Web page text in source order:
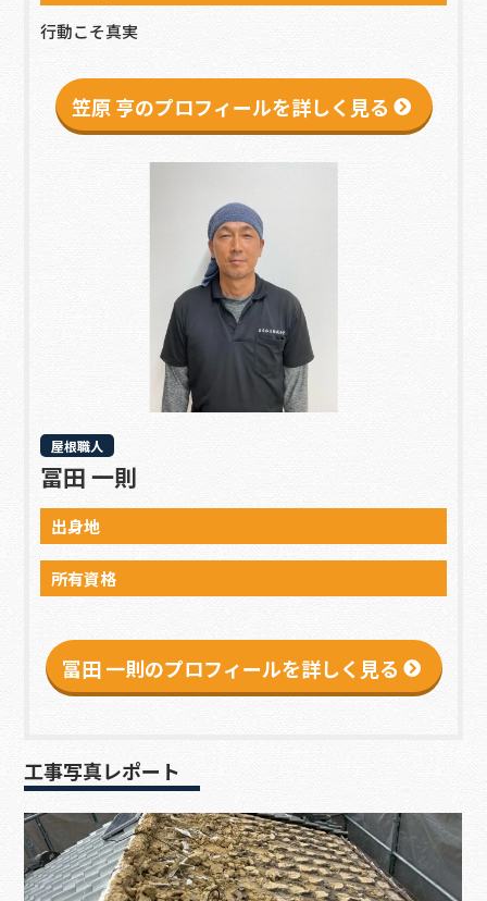
行動こそ真実
笠原 亨のプロフィールを詳しく見る
屋根職人
冨田 一則
出身地
所有資格
冨田 一則のプロフィールを詳しく見る
工事写真レポート